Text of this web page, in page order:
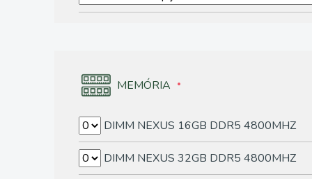
MEMÓRIA
DIMM NEXUS 16GB DDR5 4800MHZ
DIMM NEXUS 32GB DDR5 4800MHZ